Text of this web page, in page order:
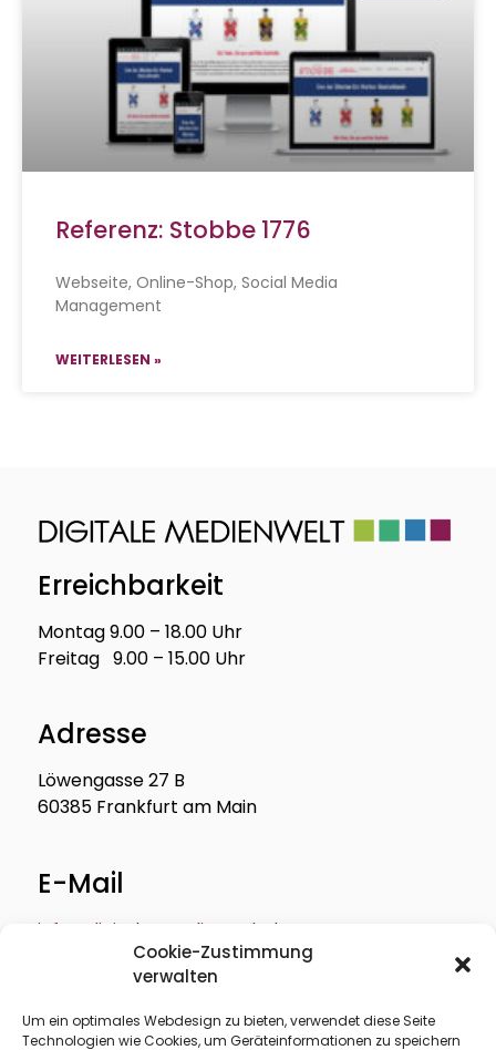
Cookie-Zustimmung
verwalten
Um ein optimales Webdesign zu bieten, verwendet diese Seite
Technologien wie Cookies, um Geräteinformationen zu speichern
Referenz: Stobbe 1776
Webseite, Online-Shop, Social Media
Management
WEITERLESEN »
Erreichbarkeit
Montag 9.00 – 18.00 Uhr
Freitag 9.00 – 15.00 Uhr
Adresse
Löwengasse 27 B
60385 Frankfurt am Main
E-Mail
info@digitale-medienwelt.de